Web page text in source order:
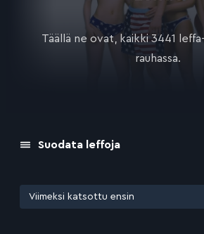
Täällä ne ovat, kaikki 3441
rauhassa.
Suodata leffoja